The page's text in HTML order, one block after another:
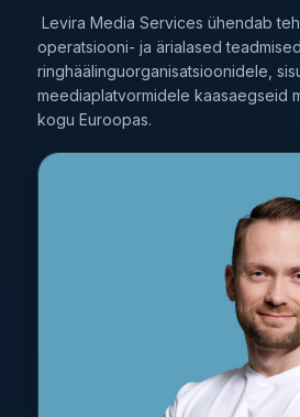
Levira Media Services ühendab
operatsiooni- ja ärialased
ringhäälinguorganisatsioonidele,
meediaplatvormidele kaasaegseid
kogu Euroopas.